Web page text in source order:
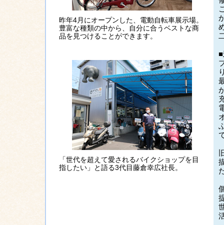
昨年4月にオープンした、電動自転車展示場。
豊富な種類の中から、自分に合うベストな商
品を見つけることができます。
「世代を超えて愛されるバイクショップを目
指したい」と語る3代目藤倉幸広社長。